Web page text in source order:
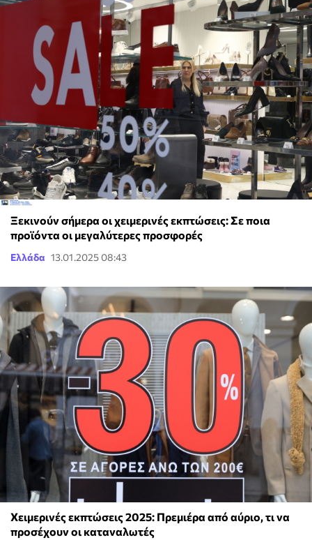
Ξεκινούν σήμερα οι χειμερινές εκπτώσεις: Σε ποια
προϊόντα οι μεγαλύτερες προσφορές
Ελλάδα 13.01.2025 08:43
Χειμερινές εκπτώσεις 2025: Πρεμιέρα από αύριο, τι να
προσέχουν οι καταναλωτές